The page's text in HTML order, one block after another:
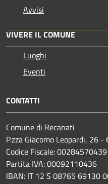
Avvisi
VIVERE IL COMUNE
Luoghi
Eventi
CONTATTI
Comune di Recanati
P.zza Giacomo Leopardi, 26
Codice Fiscale: 00284570439
Partita IVA: 00092110436
IBAN: IT 12 S 08765 69130